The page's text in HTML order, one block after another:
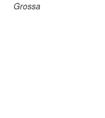
Grossa